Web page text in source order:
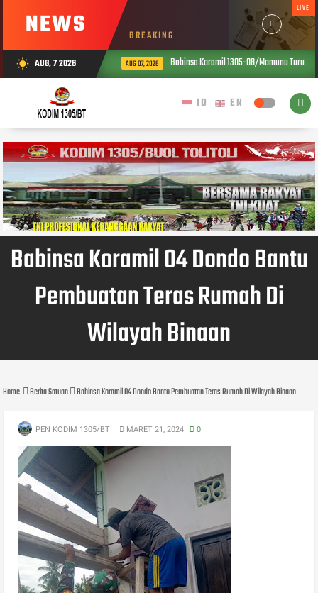
NEWS BREAKING
LIVE
wb_sunny AUG, 7 2026 AUG 07, 2026 Babinsa Koramil 1305-08/Momunu Turun ke
Babinsa Koramil 04 Dondo Bantu
Pembuatan Teras Rumah Di
Wilayah Binaan
Home Berita Satuan Babinsa Koramil 04 Dondo Bantu Pembuatan Teras Rumah Di Wilayah Binaan
PEN KODIM 1305/BT MARET 21, 2024 0